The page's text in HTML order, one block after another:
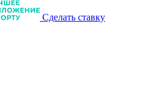
Сделать ставку